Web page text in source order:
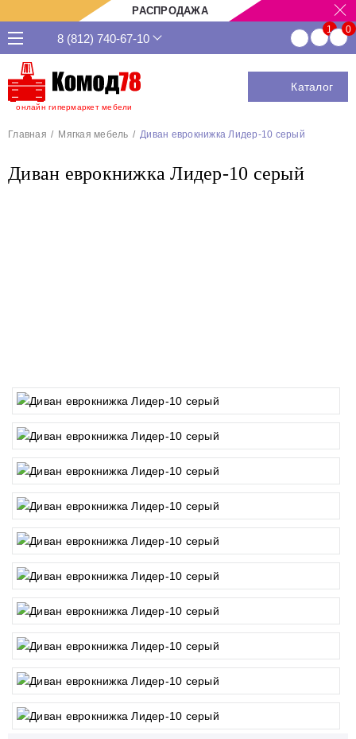
РАСПРОДАЖА
онлайн гипермаркет мебели
8 (812) 740-67-10
Каталог
Главная Мягкая мебель Диван еврокнижка Лидер-10 серый
Диван еврокнижка Лидер-10 серый